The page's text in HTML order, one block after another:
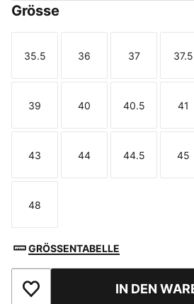
Grösse
Größe
35.5
Größe
36
Größe
37 37.5
Größe
39
Größe
40
Größe
40.5 41
Größe
43
Größe
44
Größe
44.5 45
Größe
48
GRÖSSENTABELLE
Zu Favoriten hinzufügen
IN DEN